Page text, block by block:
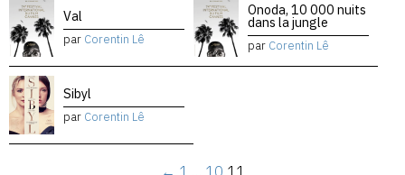
Val
par Corentin Lê
Onoda, 10 000 nuits
dans la jungle
par Corentin Lê
Sibyl
par Corentin Lê
← 1 … 10 11